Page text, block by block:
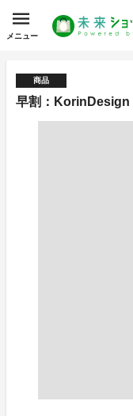
メニュー
商品
早割：